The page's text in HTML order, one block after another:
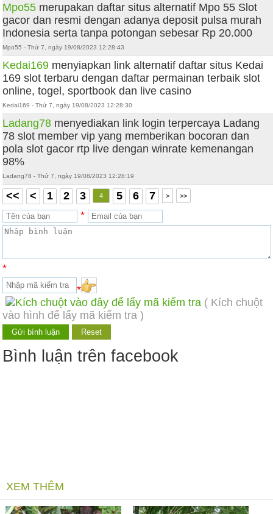
Mpo55 merupakan daftar situs alternatif Mpo 55 Slot
gacor dan resmi dengan adanya deposit pulsa murah
Indonesia serta tanpa potongan sebesar Rp 20.000
Mpo55 - Thứ 7, ngày 19/08/2023 12:28:43
Kedai169 menyiapkan link alternatif daftar situs Kedai
169 slot terbaru dengan daftar permainan terbaik slot
online, togel, sportbook dan live casino
Kedai169 - Thứ 7, ngày 19/08/2023 12:28:30
Ladang78 menyediakan link login terpercaya Ladang
78 slot member vip yang memberikan bocoran dan
pola slot gacor rtp live dengan winrate kemenangan
98%
Ladang78 - Thứ 7, ngày 19/08/2023 12:28:19
<< < 1 2 3 4 5 6 7 > >>
*
*
*
( Kích chuột
vào hình để lấy mã kiểm tra )
Bình luận trên facebook
XEM THÊM